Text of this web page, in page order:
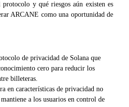
como garantía
y qué riesgos aún existen es
ARCANE como una oportunidad de
de privacidad de Solana que
cero para reducir los
billeteras.
en características de privacidad no
a los usuarios en control de